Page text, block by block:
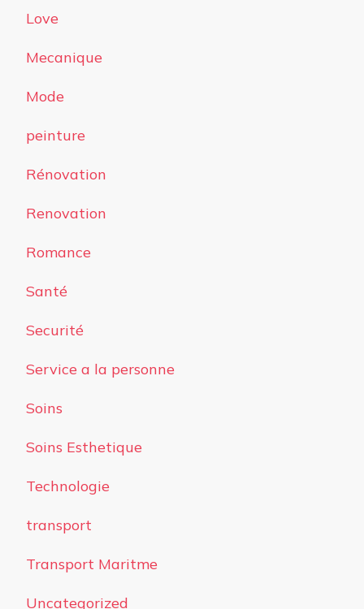
Love
Mecanique
Mode
peinture
Rénovation
Renovation
Romance
Santé
Securité
Service a la personne
Soins
Soins Esthetique
Technologie
transport
Transport Maritme
Uncategorized